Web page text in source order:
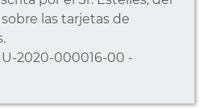
las tarjetas de
2020-000016-00 -